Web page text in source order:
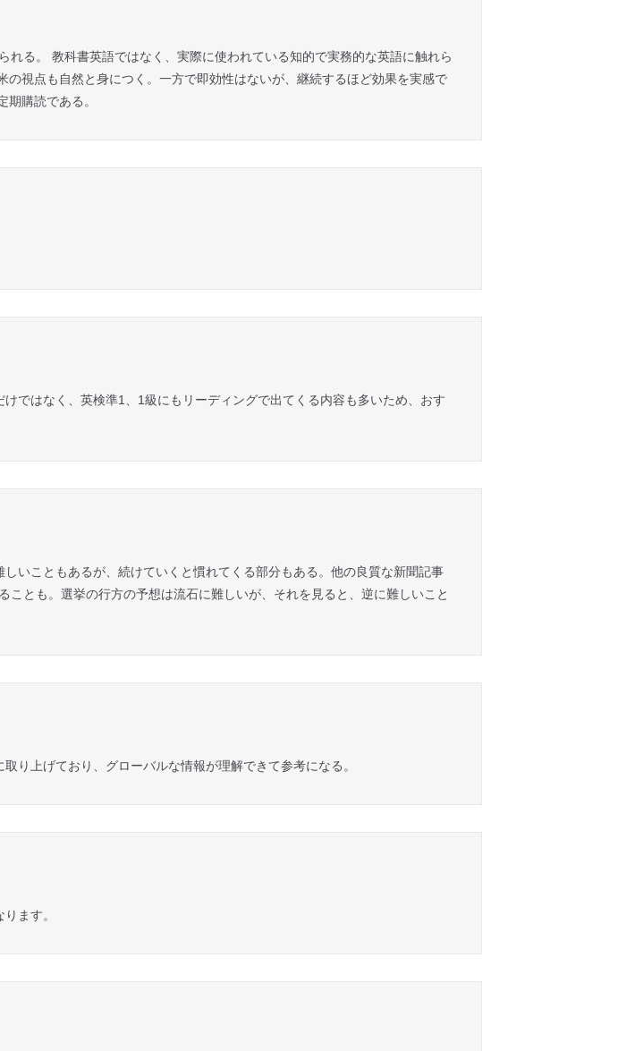
る。 教科書英語ではなく、実際に使われている知的で実務的な英語に触れら
視点も自然と身につく。一方で即効性はないが、継続するほど効果を実感で
購読である。
ではなく、英検準1、1級にもリーディングで出てくる内容も多いため、おす
いこともあるが、続けていくと慣れてくる部分もある。他の良質な新聞記事
とも。選挙の行方の予想は流石に難しいが、それを見ると、逆に難しいこと
り上げており、グローバルな情報が理解できて参考になる。
ます。